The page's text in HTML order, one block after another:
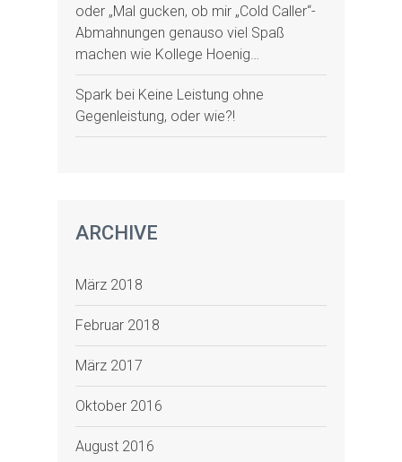
oder „Mal gucken, ob mir „Cold Caller“-
Abmahnungen genauso viel Spaß
machen wie Kollege Hoenig…
Sparkbei Keine Leistung ohne
Gegenleistung, oder wie?!
ARCHIVE
März 2018
Februar 2018
März 2017
Oktober 2016
August 2016